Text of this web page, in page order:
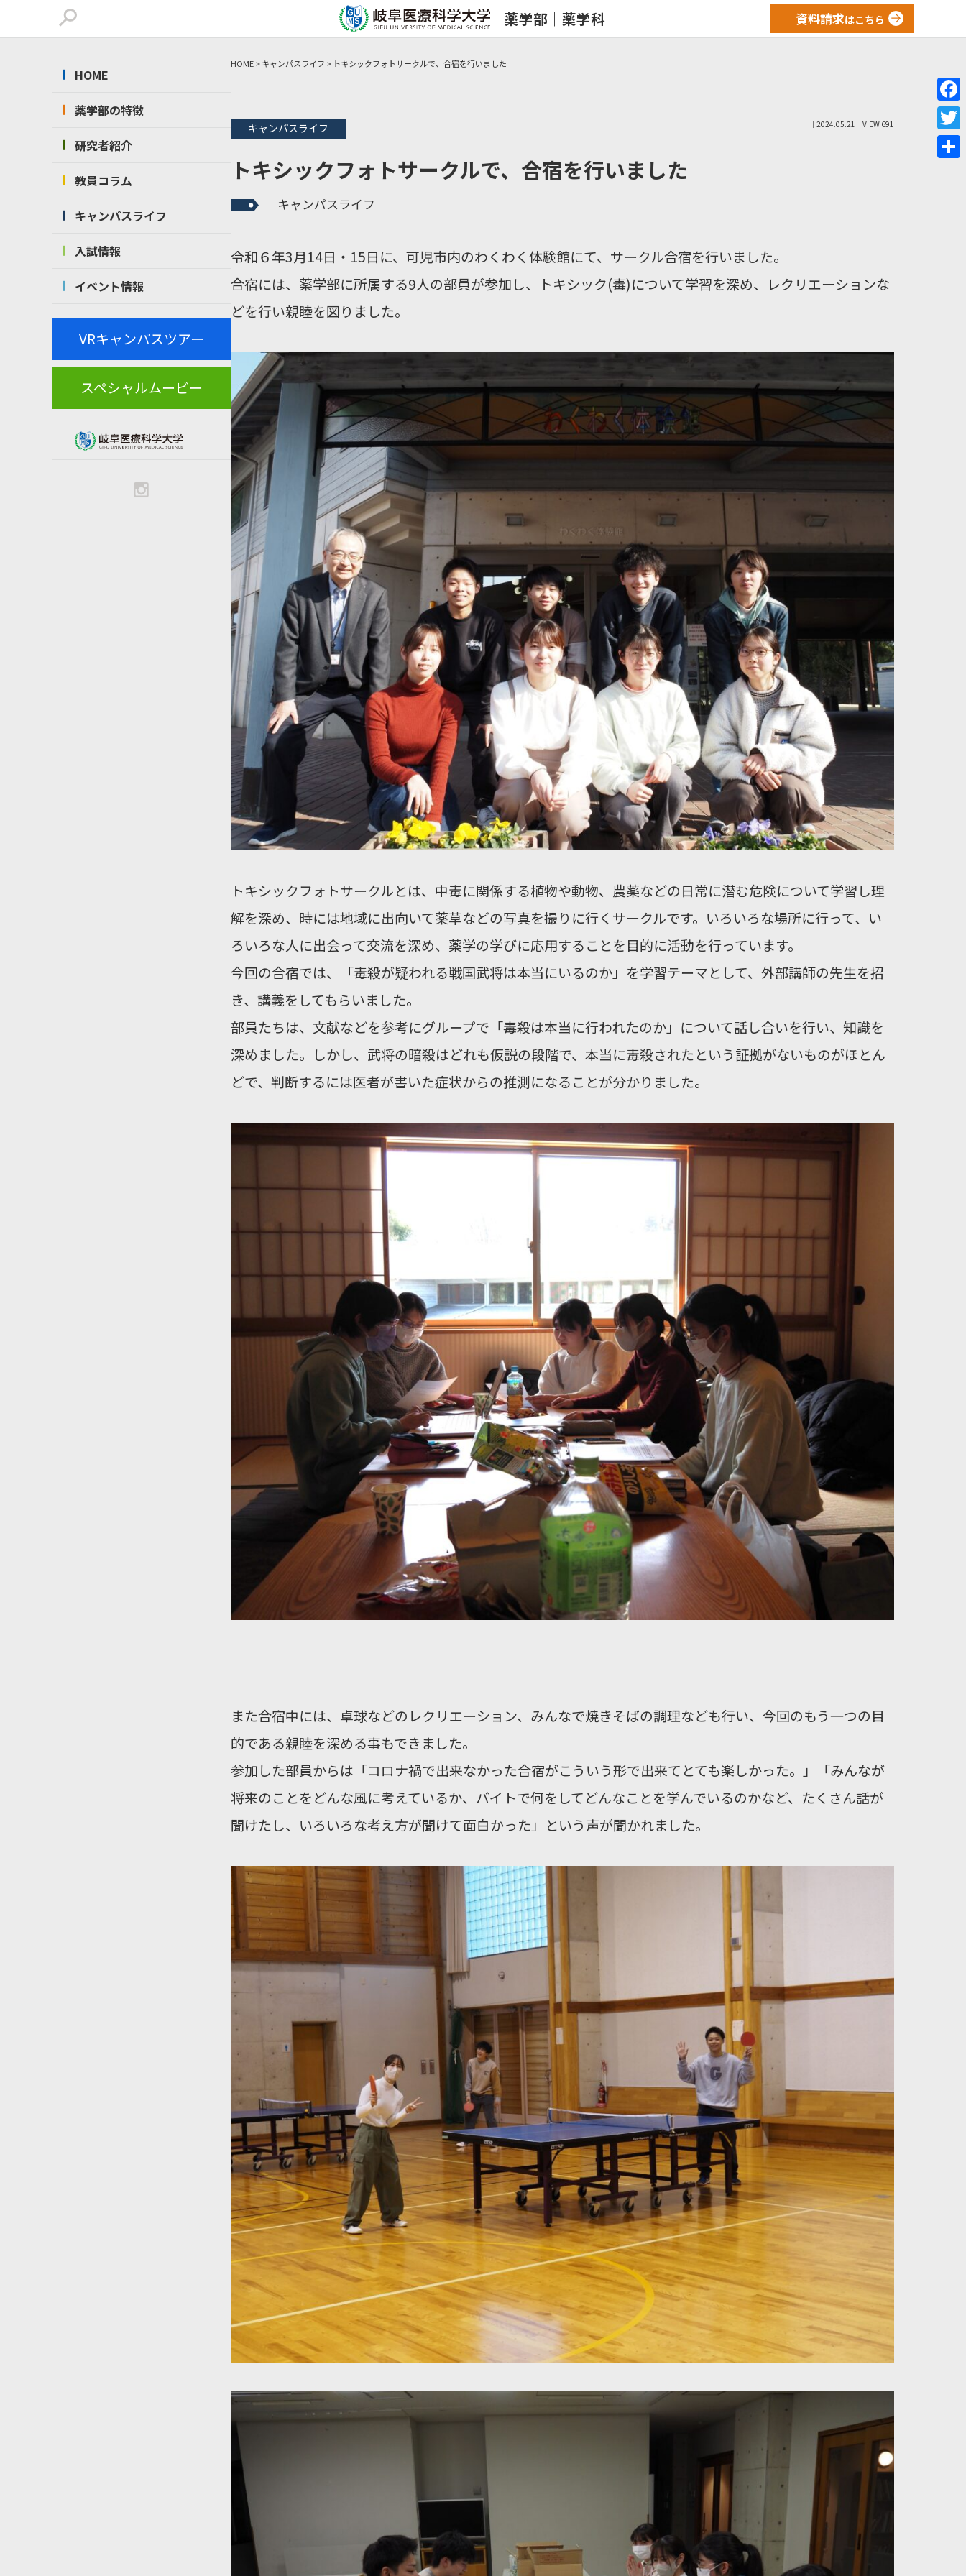
薬学部｜薬学科 資料請求はこちら
HOME>キャンパスライフ > トキシックフォトサークルで、合宿を行いました
キャンパスライフ ｜2024.05.21 VIEW 691
トキシックフォトサークルで、合宿を行いました
キャンパスライフ
令和６年3月14日・15日に、可児市内のわくわく体験館にて、サークル合宿を行いました。
合宿には、薬学部に所属する9人の部員が参加し、トキシック(毒)について学習を深め、レクリエーションな
どを行い親睦を図りました。
トキシックフォトサークルとは、中毒に関係する植物や動物、農薬などの日常に潜む危険について学習し理
解を深め、時には地域に出向いて薬草などの写真を撮りに行くサークルです。いろいろな場所に行って、い
ろいろな人に出会って交流を深め、薬学の学びに応用することを目的に活動を行っています。
今回の合宿では、「毒殺が疑われる戦国武将は本当にいるのか」を学習テーマとして、外部講師の先生を招
き、講義をしてもらいました。
部員たちは、文献などを参考にグループで「毒殺は本当に行われたのか」について話し合いを行い、知識を
深めました。しかし、武将の暗殺はどれも仮説の段階で、本当に毒殺されたという証拠がないものがほとん
どで、判断するには医者が書いた症状からの推測になることが分かりました。
また合宿中には、卓球などのレクリエーション、みんなで焼きそばの調理なども行い、今回のもう一つの目
的である親睦を深める事もできました。
参加した部員からは「コロナ禍で出来なかった合宿がこういう形で出来てとても楽しかった。」「みんなが
将来のことをどんな風に考えているか、バイトで何をしてどんなことを学んでいるのかなど、たくさん話が
聞けたし、いろいろな考え方が聞けて面白かった」という声が聞かれました。
HOME
薬学部の特徴
研究者紹介
教員コラム
キャンパスライフ
入試情報
イベント情報
VRキャンパスツアー
スペシャルムービー
F
a
c
T
w